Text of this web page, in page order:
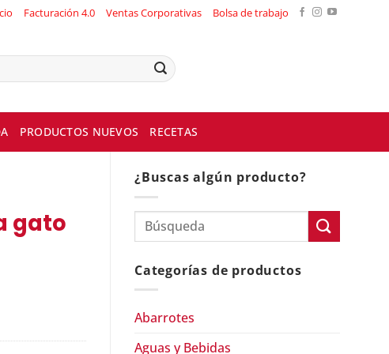
Facturación 4.0 Ventas Corporativas Bolsa de trabajo
PRODUCTOS NUEVOS RECETAS
¿Buscas algún producto?
Categorías de productos
Abarrotes
Aguas y Bebidas
gato